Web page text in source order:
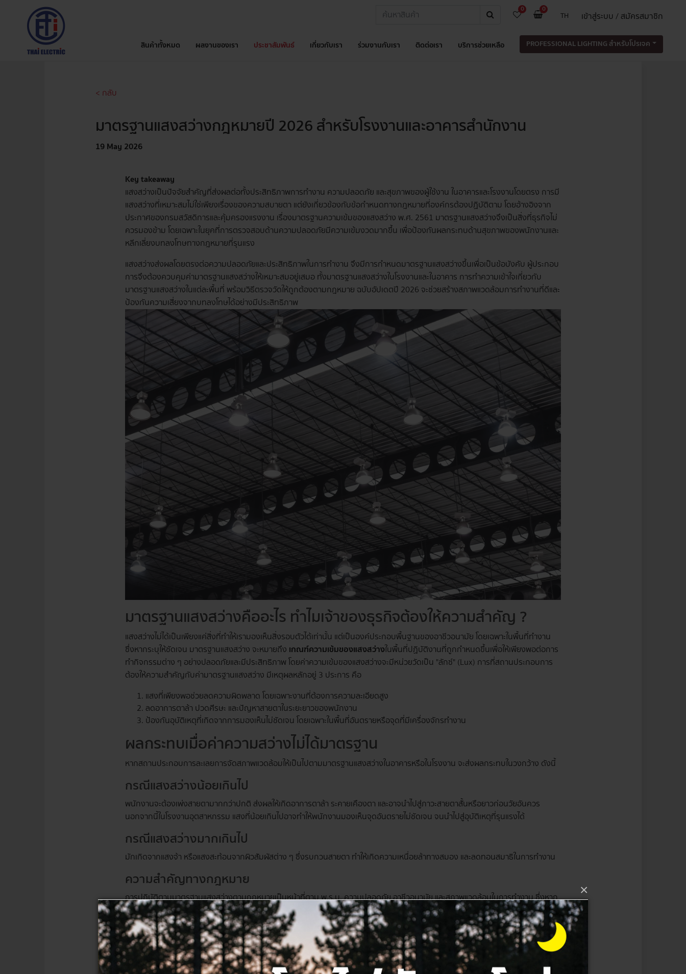
×
0 0
TH เข้าสู่ระบบ / สมัครสมาชิก
สินค้าทั้งหมด ผลงานของเรา ประชาสัมพันธ์ เกี่ยวกับเรา ร่วมงานกับเรา ติดต่อเรา บริการช่วยเหลือ PROFESSIONAL LIGHTING สำหรับโปรเจค
< กลับ
มาตรฐานแสงสว่างกฎหมายปี 2026 สำหรับโรงงานและอาคารสำนักงาน
19 May 2026
Key takeaway
แสงสว่างเป็นปัจจัยสำคัญที่ส่งผลต่อทั้งประสิทธิภาพการทำงาน ความปลอดภัย และสุขภาพของผู้ใช้งาน ในอาคารและโรงงานโดยตรง การมี
แสงสว่างที่เหมาะสมไม่ใช่เพียงเรื่องของความสบายตา แต่ยังเกี่ยวข้องกับข้อกำหนดทางกฎหมายที่องค์กรต้องปฏิบัติตาม โดยอ้างอิงจาก
ประกาศของกรมสวัสดิการและคุ้มครองแรงงาน เรื่องมาตรฐานความเข้มของแสงสว่าง พ.ศ. 2561 มาตรฐานแสงสว่างจึงเป็นสิ่งที่ธุรกิจไม่
ควรมองข้าม โดยเฉพาะในยุคที่การตรวจสอบด้านความปลอดภัยมีความเข้มงวดมากขึ้น เพื่อป้องกันผลกระทบด้านสุขภาพของพนักงานและ
หลีกเลี่ยงบทลงโทษทางกฎหมายที่รุนแรง
แสงสว่างส่งผลโดยตรงต่อความปลอดภัยและประสิทธิภาพในการทำงาน จึงมีการกำหนดมาตรฐานแสงสว่างขึ้นเพื่อเป็นข้อบังคับ ผู้ประกอบ
การจึงต้องควบคุมค่ามาตรฐานแสงสว่างให้เหมาะสมอยู่เสมอ ทั้งมาตรฐานแสงสว่างในโรงงานและในอาคาร การทำความเข้าใจเกี่ยวกับ
มาตรฐานแสงสว่างในแต่ละพื้นที่ พร้อมวิธีตรวจวัดให้ถูกต้องตามกฎหมาย ฉบับอัปเดตปี 2026 จะช่วยสร้างสภาพแวดล้อมการทำงานที่ดีและ
ป้องกันความเสี่ยงจากบทลงโทษได้อย่างมีประสิทธิภาพ
มาตรฐานแสงสว่างคืออะไร ทำไมเจ้าของธุรกิจต้องให้ความสำคัญ ?
แสงสว่างไม่ได้เป็นเพียงแค่สิ่งที่ทำให้เรามองเห็นสิ่งรอบตัวได้เท่านั้น แต่เป็นองค์ประกอบพื้นฐานของอาชีวอนามัย โดยเฉพาะในพื้นที่ทำงาน
ซึ่งหากระบุให้ชัดเจน มาตรฐานแสงสว่าง จะหมายถึง เกณฑ์ความเข้มของแสงสว่างในพื้นที่ปฏิบัติงานที่ถูกกำหนดขึ้นเพื่อให้เพียงพอต่อการ
ทำกิจกรรมต่าง ๆ อย่างปลอดภัยและมีประสิทธิภาพ โดยค่าความเข้มของแสงสว่างจะมีหน่วยวัดเป็น "ลักซ์" (Lux) การที่สถานประกอบการ
ต้องให้ความสำคัญกับค่ามาตรฐานแสงสว่าง มีเหตุผลหลักอยู่ 3 ประการ คือ
แสงที่เพียงพอช่วยลดความผิดพลาด โดยเฉพาะงานที่ต้องการความละเอียดสูง
ลดอาการตาล้า ปวดศีรษะ และปัญหาสายตาในระยะยาวของพนักงาน
ป้องกันอุบัติเหตุที่เกิดจากการมองเห็นไม่ชัดเจน โดยเฉพาะในพื้นที่อันตรายหรือจุดที่มีเครื่องจักรทำงาน
ผลกระทบเมื่อค่าความสว่างไม่ได้มาตรฐาน
หากสถานประกอบการละเลยการจัดสภาพแวดล้อมให้เป็นไปตามมาตรฐานแสงสว่างในอาคารหรือในโรงงาน จะส่งผลกระทบในวงกว้าง ดังนี้
กรณีแสงสว่างน้อยเกินไป
พนักงานจะต้องเพ่งสายตามากกว่าปกติ ส่งผลให้เกิดอาการตาล้า ระคายเคืองตา และอาจนำไปสู่ภาวะสายตาสั้นหรือยาวก่อนวัยอันควร
นอกจากนี้ในโรงงานอุตสาหกรรม แสงที่น้อยเกินไปอาจทำให้พนักงานมองเห็นจุดอันตรายไม่ชัดเจน จนนำไปสู่อุบัติเหตุที่รุนแรงได้
กรณีแสงสว่างมากเกินไป
มักเกิดจากแสงจ้า หรือแสงสะท้อนจากผิวสัมผัสต่าง ๆ ซึ่งรบกวนสายตา ทำให้เกิดความเหนื่อยล้าทางสมอง และลดทอนสมาธิในการทำงาน
ความสำคัญทางกฎหมาย
การปฏิบัติตามมาตรฐานแสงสว่างตามกฎหมายเป็นหน้าที่ตาม พ.ร.บ. ความปลอดภัย อาชีวอนามัย และสภาพแวดล้อมในการทำงาน ซึ่งหาก
ตรวจสอบพบว่าไม่ได้มาตรฐาน นายจ้างอาจต้องเผชิญกับบทลงโทษที่ส่งผลต่อความน่าเชื่อถือและงบประมาณขององค์กร
ค่ามาตรฐานแสงสว่างในอาคารสำนักงานและพื้นที่ทั่วไป
สำหรับอาคารสำนักงาน ความสว่างต้องครอบคลุมทั้งพื้นที่ส่วนกลางและพื้นที่ทำงานเฉพาะด้าน เพื่อสร้างสภาพแวดล้อมที่เอื้อต่อการใช้
สมาธิ โดยประกาศของกรมสวัสดิการและคุ้มครองแรงงานได้กำหนดค่ามาตรฐานแสงสว่างตามกฎหมายไว้ดังนี้